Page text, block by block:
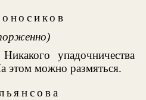
упадочничества
этом можно размяться.